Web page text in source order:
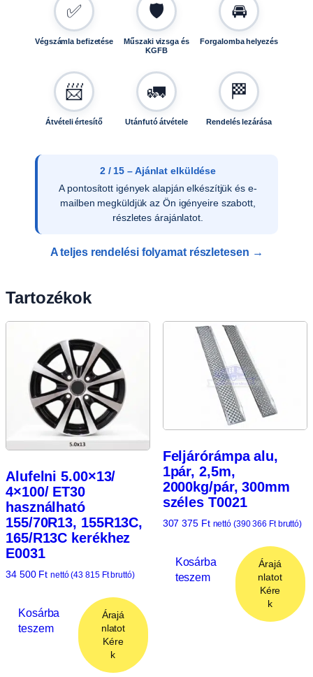
✅
Végszámla befizetése
🛡️
Műszaki vizsga és
KGFB
🚘
Forgalomba helyezés
📨
Átvételi értesítő
🚛
Utánfutó átvétele
🏁
Rendelés lezárása
3 / 15 – Ajánlat elfogadása
Az ajánlat írásos elfogadását követően
ellenőrizzük a vevői adatokat, és rendelését
rögzítjük rendszerünkben.
A teljes rendelési folyamat részletesen →
Tartozékok
Alufelni 5.00×13/
4×100/ ET30
használható
155/70R13, 155R13C,
165/R13C kerékhez
E0031
34 500 Ft nettó (43 815 Ftbruttó)
Kosárba
teszem
Árajá
nlatot
Kére
k
Feljárórámpa alu,
1pár, 2,5m,
2000kg/pár, 300mm
széles T0021
307 375 Ft nettó (390 366 Ftbruttó)
Kosárba
teszem
Árajá
nlatot
Kére
k